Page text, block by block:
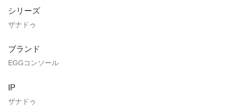
シリーズ
ザナドゥ
ブランド
EGGコンソール
IP
ザナドゥ